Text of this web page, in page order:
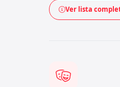
Ver lista